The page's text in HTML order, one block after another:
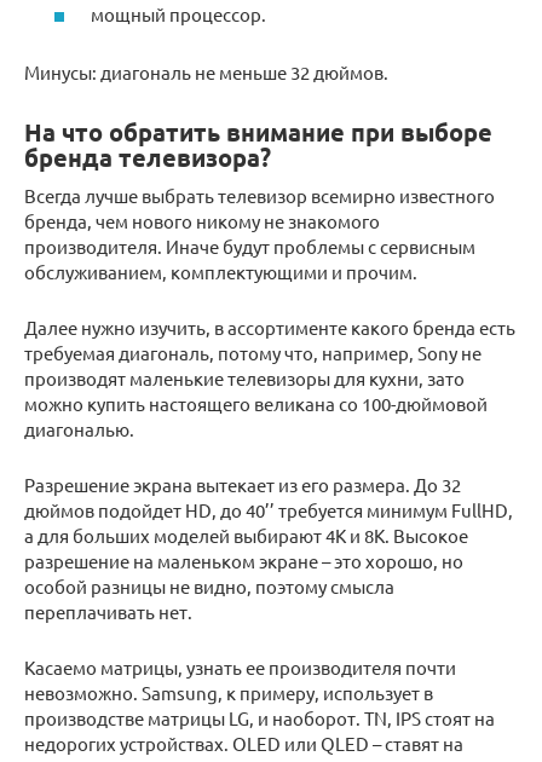
мощный процессор.
Минусы: диагональ не меньше 32 дюймов.
На что обратить внимание при выборе
бренда телевизора?
Всегда лучше выбрать телевизор всемирно известного
бренда, чем нового никому не знакомого
производителя. Иначе будут проблемы с сервисным
обслуживанием, комплектующими и прочим.
Далее нужно изучить, в ассортименте какого бренда есть
требуемая диагональ, потому что, например, Sony не
производят маленькие телевизоры для кухни, зато
можно купить настоящего великана со 100-дюймовой
диагональю.
Разрешение экрана вытекает из его размера. До 32
дюймов подойдет HD, до 40’’ требуется минимум FullHD,
а для больших моделей выбирают 4К и 8К. Высокое
разрешение на маленьком экране – это хорошо, но
особой разницы не видно, поэтому смысла
переплачивать нет.
Касаемо матрицы, узнать ее производителя почти
невозможно. Samsung, к примеру, использует в
производстве матрицы LG, и наоборот. TN, IPS стоят на
недорогих устройствах. OLED или QLED – ставят на